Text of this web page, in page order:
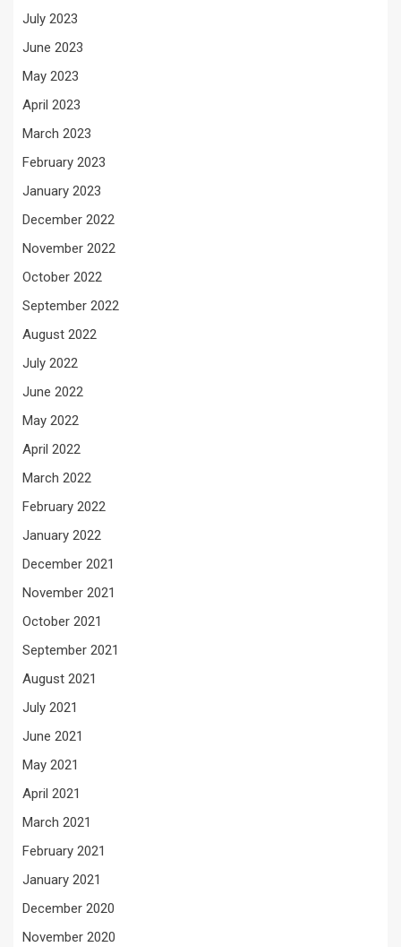
July 2023
June 2023
May 2023
April 2023
March 2023
February 2023
January 2023
December 2022
November 2022
October 2022
September 2022
August 2022
July 2022
June 2022
May 2022
April 2022
March 2022
February 2022
January 2022
December 2021
November 2021
October 2021
September 2021
August 2021
July 2021
June 2021
May 2021
April 2021
March 2021
February 2021
January 2021
December 2020
November 2020